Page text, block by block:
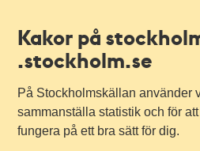
Kakor på
.stockholm.se
På Stockholmskällan använder
sammanställa statistik och för
fungera på ett bra sätt för dig.